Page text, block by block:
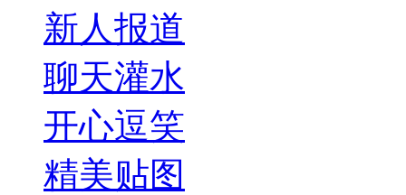
新人报道
聊天灌水
开心逗笑
精美贴图